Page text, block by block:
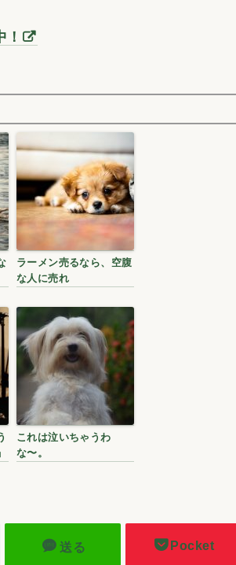
ラーメン売るなら、空腹
な人に売れ
これは泣いちゃうわ
な〜。
送る Pocket